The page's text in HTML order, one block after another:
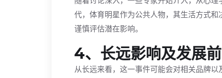
代，体育明星作为公共人物，其生活方式
谨慎评估潜在影响。
4、长远影响及发展
从长远来看，这一事件可能会对相关品牌